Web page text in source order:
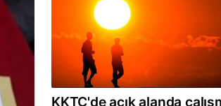
KKTC'de açık alanda